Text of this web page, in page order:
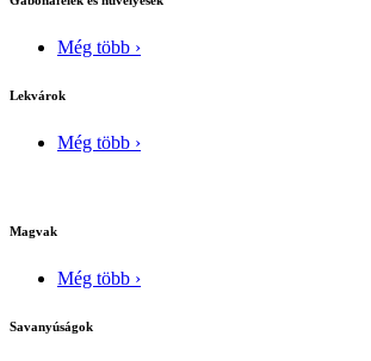
Még több ›
Lekvárok
Még több ›
Magvak
Még több ›
Savanyúságok